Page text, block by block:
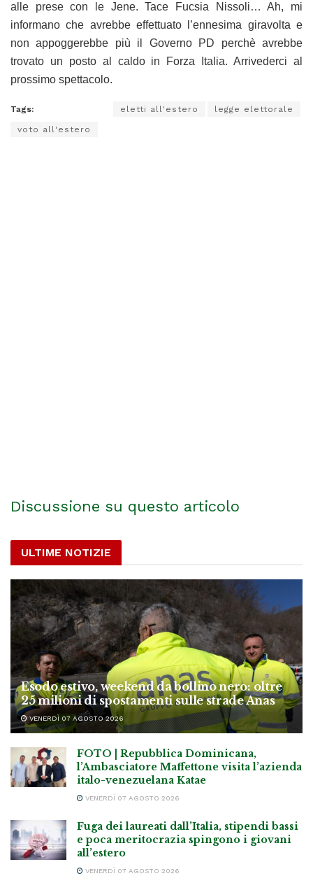
alle prese con le Jene. Tace Fucsia Nissoli… Ah, mi
informano che avrebbe effettuato l’ennesima giravolta e
non appoggerebbe più il Governo PD perchè avrebbe
trovato un posto al caldo in Forza Italia. Arrivederci al
prossimo spettacolo.
Tags: eletti all'estero legge elettorale
voto all'estero
Discussione su questo articolo
ULTIME NOTIZIE
Esodo estivo, weekend da bollino nero: oltre
25 milioni di spostamenti sulle strade Anas
VENERDÌ 07 AGOSTO 2026
FOTO | Repubblica Dominicana,
l’Ambasciatore Maffettone visita l’azienda
italo-venezuelana Katae
VENERDÌ 07 AGOSTO 2026
Fuga dei laureati dall’Italia, stipendi bassi
e poca meritocrazia spingono i giovani
all’estero
VENERDÌ 07 AGOSTO 2026